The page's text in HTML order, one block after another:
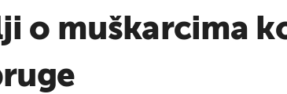
o muškarcima